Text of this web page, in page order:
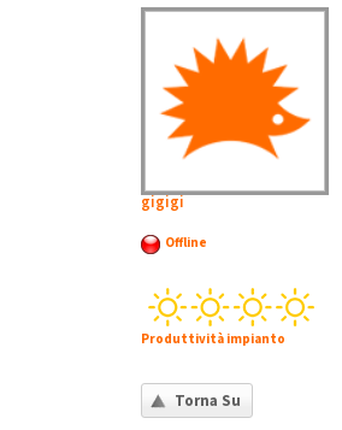
gigigi
Offline
Produttività impianto
Torna Su